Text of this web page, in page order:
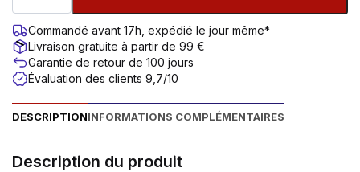
Commandé avant 17h, expédié le jour même*
Livraison gratuite à partir de 99 €
Garantie de retour de 100 jours
Évaluation des clients 9,7/10
DESCRIPTIONINFORMATIONS COMPLÉMENTAIRES
Description du produit